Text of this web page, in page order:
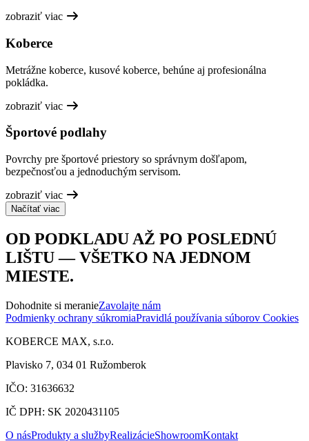
zobraziť viac
Koberce
Metrážne koberce, kusové koberce, behúne aj profesionálna
pokládka.
zobraziť viac
Športové podlahy
Povrchy pre športové priestory so správnym došľapom,
bezpečnosťou a jednoduchým servisom.
zobraziť viac
Načítať viac
OD PODKLADU AŽ PO POSLEDNÚ
LIŠTU — VŠETKO NA JEDNOM
MIESTE.
Dohodnite si meranieZavolajte nám
Podmienky ochrany súkromiaPravidlá používania súborov Cookies
KOBERCE MAX, s.r.o.
Plavisko 7, 034 01 Ružomberok
IČO: 31636632
IČ DPH: SK 2020431105
O násProdukty a službyRealizácieShowroomKontakt